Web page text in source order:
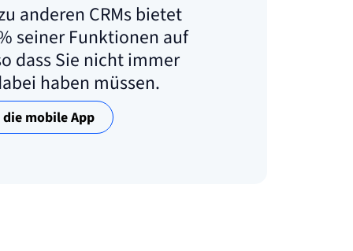
anderen CRMs bietet
seiner Funktionen auf
dass Sie nicht immer
haben müssen.
mobile App